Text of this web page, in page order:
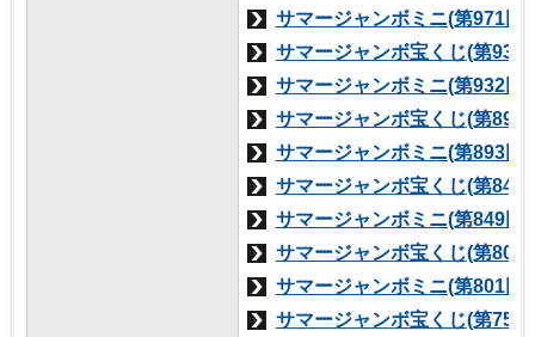
サマージャンボミニ(第971回
サマージャンボ宝くじ(第931
サマージャンボミニ(第932回
サマージャンボ宝くじ(第892
サマージャンボミニ(第893回
サマージャンボ宝くじ(第848
サマージャンボミニ(第849回
サマージャンボ宝くじ(第800
サマージャンボミニ(第801回
サマージャンボ宝くじ(第754